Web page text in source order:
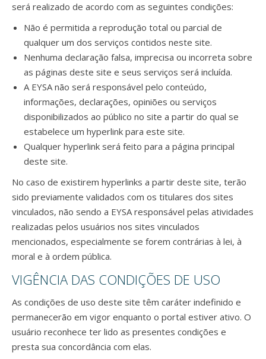
será realizado de acordo com as seguintes condições:
Não é permitida a reprodução total ou parcial de
qualquer um dos serviços contidos neste site.
Nenhuma declaração falsa, imprecisa ou incorreta sobre
as páginas deste site e seus serviços será incluída.
A EYSA não será responsável pelo conteúdo,
informações, declarações, opiniões ou serviços
disponibilizados ao público no site a partir do qual se
estabelece um hyperlink para este site.
Qualquer hyperlink será feito para a página principal
deste site.
No caso de existirem hyperlinks a partir deste site, terão
sido previamente validados com os titulares dos sites
vinculados, não sendo a EYSA responsável pelas atividades
realizadas pelos usuários nos sites vinculados
mencionados, especialmente se forem contrárias à lei, à
moral e à ordem pública.
VIGÊNCIA DAS CONDIÇÕES DE USO
As condições de uso deste site têm caráter indefinido e
permanecerão em vigor enquanto o portal estiver ativo. O
usuário reconhece ter lido as presentes condições e
presta sua concordância com elas.